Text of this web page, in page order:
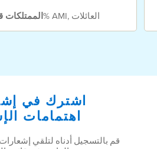
الممتلكات30-120% AMI, العائلات
اشترك في
اهتمامات
قم بالتسجيل أدناه لتلقي